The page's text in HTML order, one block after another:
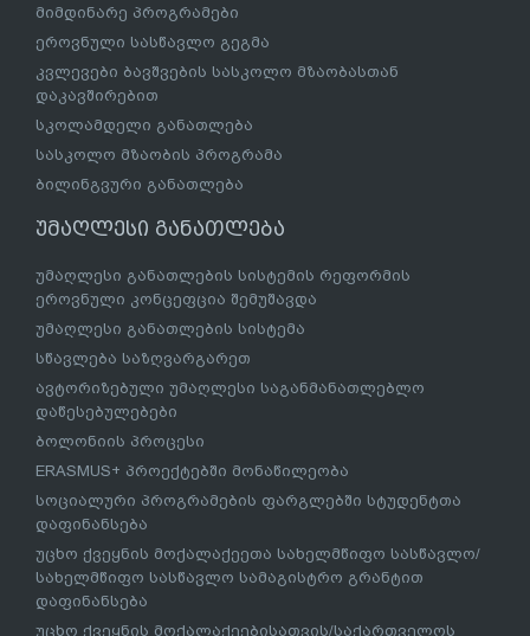
მიმდინარე პროგრამები
ეროვნული სასწავლო გეგმა
კვლევები ბავშვების სასკოლო მზაობასთან
დაკავშირებით
სკოლამდელი განათლება
სასკოლო მზაობის პროგრამა
ბილინგვური განათლება
უმაღლესი განათლება
უმაღლესი განათლების სისტემის რეფორმის
ეროვნული კონცეფცია შემუშავდა
უმაღლესი განათლების სისტემა
სწავლება საზღვარგარეთ
ავტორიზებული უმაღლესი საგანმანათლებლო
დაწესებულებები
ბოლონიის პროცესი
ERASMUS+ პროექტებში მონაწილეობა
სოციალური პროგრამების ფარგლებში სტუდენტთა
დაფინანსება
უცხო ქვეყნის მოქალაქეეთა სახელმწიფო სასწავლო/
სახელმწიფო სასწავლო სამაგისტრო გრანტით
დაფინანსება
უცხო ქვეყნის მოქალაქეებისათვის/საქართველოს